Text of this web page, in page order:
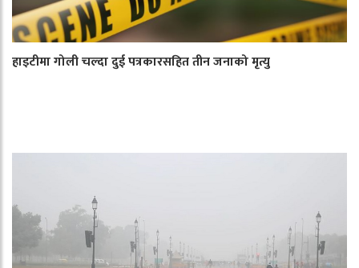
हाइटीमा गोली चल्दा दुई पत्रकारसहित तीन जनाको मृत्यु